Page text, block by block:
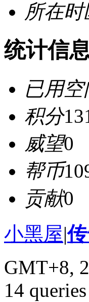
所在时
统计信
已用空
积分
威望0
帮币
贡献0
小黑屋|
GMT+8,
14